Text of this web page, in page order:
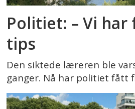
Politiet: – Vi
tips
Den siktede læreren ble
ganger. Nå har politiet fått